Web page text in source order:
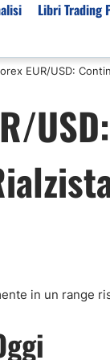
Libri Trading
EUR/USD:
in un range